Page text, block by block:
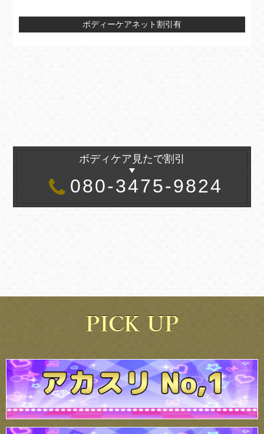
ボディーケアネット割引有
ボディケア見たで割引
080-3475-9824